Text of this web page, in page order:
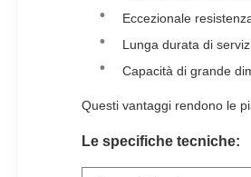
Eccezionale
Lunga durata di
Capacità di grande
Questi vantaggi rendono le
Le specifiche tecniche: